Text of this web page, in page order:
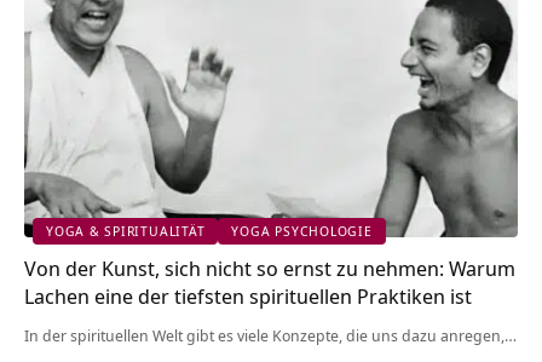
YOGA & SPIRITUALITÄT YOGA PSYCHOLOGIE
Von der Kunst, sich nicht so ernst zu nehmen: Warum
Lachen eine der tiefsten spirituellen Praktiken ist
In der spirituellen Welt gibt es viele Konzepte, die uns dazu anregen,…